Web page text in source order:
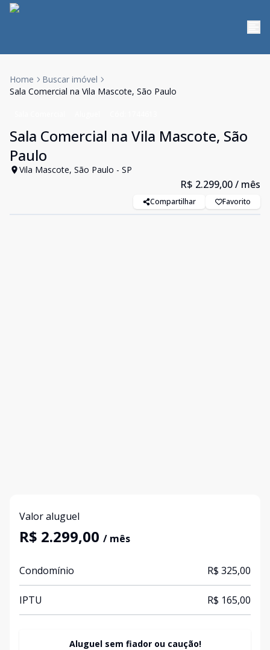
Home
Buscar imóvel
Sala Comercial na Vila Mascote, São Paulo
Sala Comercial na Vila Mascote, São
Paulo
Vila Mascote, São Paulo - SP
R$ 2.299,00/ mês
Compartilhar Favorito
Valor aluguel
R$ 2.299,00 / mês
Condomínio R$ 325,00
IPTU R$ 165,00
Aluguel sem fiador ou caução!